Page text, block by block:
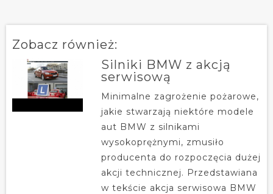
Zobacz również:
Silniki BMW z akcją
serwisową
Minimalne zagrożenie pożarowe,
jakie stwarzają niektóre modele
aut BMW z silnikami
wysokoprężnymi, zmusiło
producenta do rozpoczęcia dużej
akcji technicznej. Przedstawiana
w tekście akcja serwisowa BMW